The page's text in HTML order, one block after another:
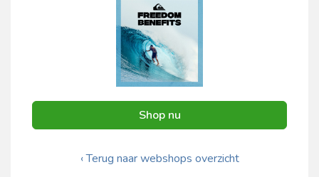
Shop nu
‹ Terug naar webshops overzicht